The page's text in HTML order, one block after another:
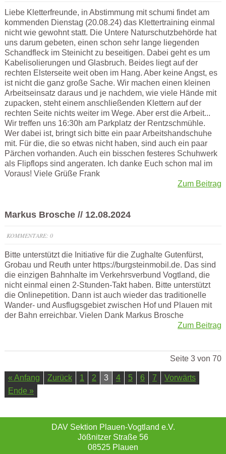
Liebe Kletterfreunde, in Abstimmung mit schumi findet am
kommenden Dienstag (20.08.24) das Klettertraining einmal
nicht wie gewohnt statt. Die Untere Naturschutzbehörde hat
uns darum gebeten, einen schon sehr lange liegenden
Schandfleck im Steinicht zu beseitigen. Dabei geht es um
Kabelisolierungen und Glasbruch. Beides liegt auf der
rechten Elsterseite weit oben im Hang. Aber keine Angst, es
ist nicht die ganz große Sache. Wir machen einen kleinen
Arbeitseinsatz daraus und je nachdem, wie viele Hände mit
zupacken, steht einem anschließenden Klettern auf der
rechten Seite nichts weiter im Wege. Aber erst die Arbeit...
Wir treffen uns 16:30h am Parkplatz der Rentzschmühle.
Wer dabei ist, bringt sich bitte ein paar Arbeitshandschuhe
mit. Für die, die so etwas nicht haben, sind auch ein paar
Pärchen vorhanden. Auch ein bisschen festeres Schuhwerk
als Flipflops sind angeraten. Ich danke Euch schon mal im
Voraus! Viele Grüße Frank
Zum Beitrag
Markus Brosche // 12.08.2024
KOMMENTARE: 0
Bitte unterstützt die Initiative für die Zughalte Gutenfürst,
Grobau und Reuth unter https://burgsteinmobil.de. Das sind
die einzigen Bahnhalte im Verkehrsverbund Vogtland, die
nicht einmal einen 2-Stunden-Takt haben. Bitte unterstützt
die Onlinepetition. Dann ist auch wieder das traditionelle
Wander- und Ausflugsgebiet zwischen Hof und Plauen mit
der Bahn erreichbar. Vielen Dank Markus Brosche
Zum Beitrag
Seite 3 von 70
« Anfang Zurück 1 2 3 4 5 6 7
Vorwärts
Ende »
DAV Sektion Plauen-Vogtland e.V.
Jößnitzer Straße 56
08525 Plauen